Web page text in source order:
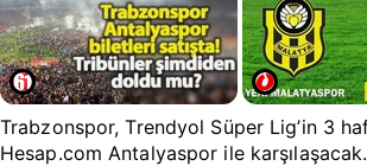
Trabzonspor, Trendyol Süper Lig’in 3
Hesap.com Antalyaspor ile karşılaşacak.